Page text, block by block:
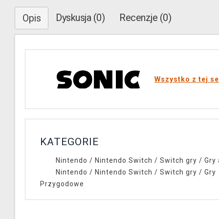
Opis Dyskusja (0) Recenzje (0)
Wszystko z tej
KATEGORIE
Nintendo / Nintendo Switch / Switch gry / Gry
Nintendo / Nintendo Switch / Switch gry / Gry
Przygodowe